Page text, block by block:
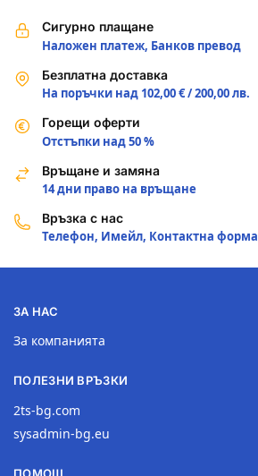
Сигурно плащане
Наложен платеж, Банков превод
Безплатна доставка
На поръчки над 102,00 € / 200,00 лв.
Горещи оферти
Отстъпки над 50 %
Връщане и замяна
14 дни право на връщане
Връзка с нас
Телефон, Имейл, Контактна форма
ЗА НАС
За компанията
ПОЛЕЗНИ ВРЪЗКИ
2ts-bg.com
sysadmin-bg.eu